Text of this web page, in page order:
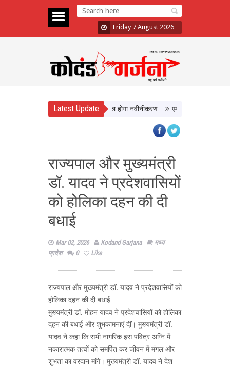
Friday 7 August 2026
Latest Update
मिलेगी बेहतर सुविधा, Hidden Pull का होगा नवीनीकरण एमपी टूरिज्म बोर्ड और
राज्यपाल और मुख्यमंत्री
डॉ. यादव ने प्रदेशवासियों
को होलिका दहन की दी
बधाई
Mar 02, 2026 Kodand Garjana
मध्य
प्रदेश
0 Like
राज्यपाल और मुख्यमंत्री डॉ. यादव ने प्रदेशवासियों को
होलिका दहन की दी बधाई
मुख्यमंत्री डॉ. मोहन यादव ने प्रदेशवासियों को होलिका
दहन की बधाई और शुभकामनाएं दीं। मुख्यमंत्री डॉ.
यादव ने कहा कि सभी नागरिक इस पवित्र अग्नि में
नकारात्मक तत्वों को समर्पित कर जीवन में मंगल और
शुभता का वरदान मांगे। मुख्यमंत्री डॉ. यादव ने देश